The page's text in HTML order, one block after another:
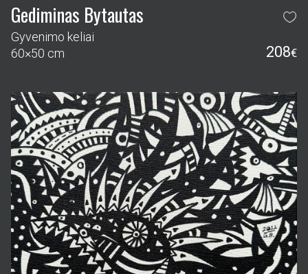
Gediminas Bytautas
Gyvenimo keliai
60×50 cm
208€